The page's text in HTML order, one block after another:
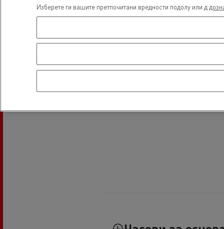
Изберете ги вашите претпочитани вредности подолу или д